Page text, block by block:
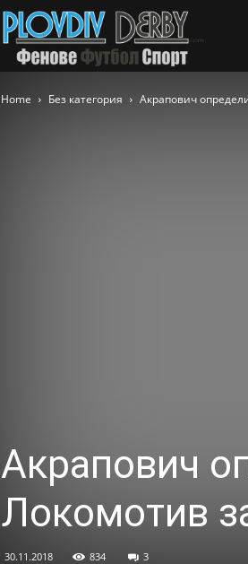
Home Без категория Акрапович
Акрапович
Локомотив
30.11.2018 834 3